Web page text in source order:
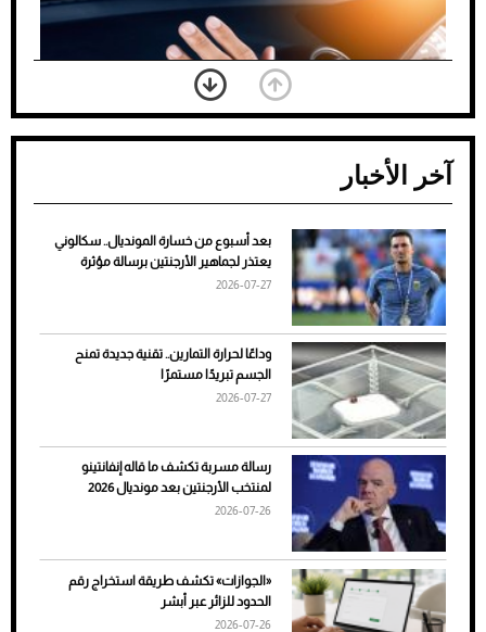
ضعف تبريد مكيف السيارة عند الوقوف.. أشهر
الأسباب والحلول
7 نصائح لاختيار لون البنطلون المناسب للقميص
الأسود
آخر الأخبار
بعد أسبوع من خسارة المونديال.. سكالوني
يعتذر لجماهير الأرجنتين برسالة مؤثرة
2026-07-27
وداعًا لحرارة التمارين.. تقنية جديدة تمنح
الجسم تبريدًا مستمرًا
2026-07-27
رسالة مسربة تكشف ما قاله إنفانتينو
لمنتخب الأرجنتين بعد مونديال 2026
2026-07-26
«الجوازات» تكشف طريقة استخراج رقم
الحدود للزائر عبر أبشر
2026-07-26